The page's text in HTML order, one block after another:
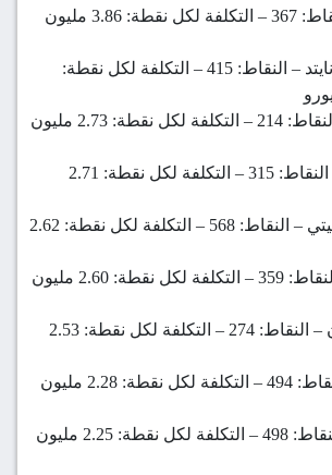
توتنهام – النقاط: 367 – التكلفة لكل نقطة: 3.86 مليون
مانشستر يونايتد – النقاط: 415 – التكلفة لكل نقطة:
بورنموث – النقاط: 214 – التكلفة لكل نقطة: 2.73 مليون
وست هام – النقاط: 315 – التكلفة لكل نقطة: 2.71
مانشستر سيتي – النقاط: 568 – التكلفة لكل نقطة: 2.62
نيوكاسل – النقاط: 359 – التكلفة لكل نقطة: 2.60 مليون
ولفرهامبتون – النقاط: 274 – التكلفة لكل نقطة: 2.53
أرسنال – النقاط: 494 – التكلفة لكل نقطة: 2.28 مليون
ليفربول – النقاط: 498 – التكلفة لكل نقطة: 2.25 مليون